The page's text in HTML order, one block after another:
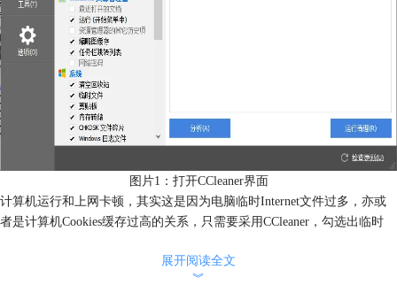
图片1：打开CCleaner界面
计算机运行和上网卡顿，其实这是因为电脑临时Internet文件过多，亦或
者是计算机Cookies缓存过高的关系，只需要采用CCleaner，勾选出临时
展开阅读全文
︾